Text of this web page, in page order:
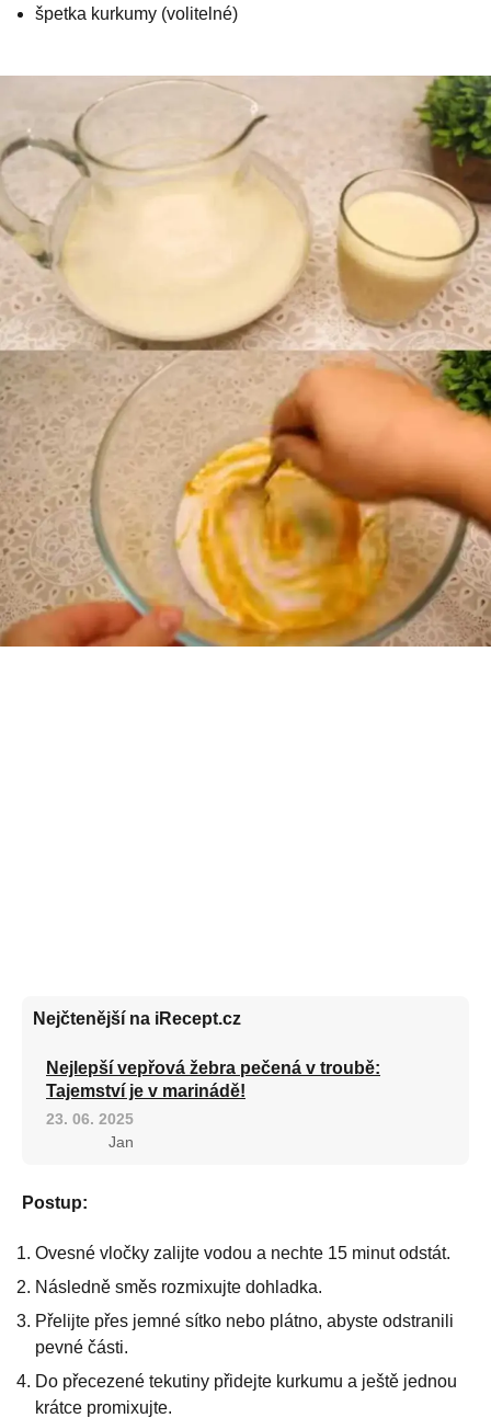
špetka kurkumy (volitelné)
Nejčtenější na iRecept.cz
Nejlepší vepřová žebra pečená v troubě:
Tajemství je v marinádě!
23. 06. 2025
Jan
Postup:
Ovesné vločky zalijte vodou a nechte 15 minut odstát.
Následně směs rozmixujte dohladka.
Přelijte přes jemné sítko nebo plátno, abyste odstranili
pevné části.
Do přecezené tekutiny přidejte kurkumu a ještě jednou
krátce promixujte.